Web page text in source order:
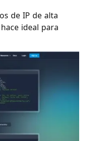
de IP de alta
ideal para